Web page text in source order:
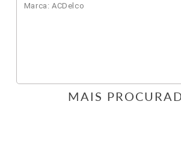
Marca: ACDelco
MAIS